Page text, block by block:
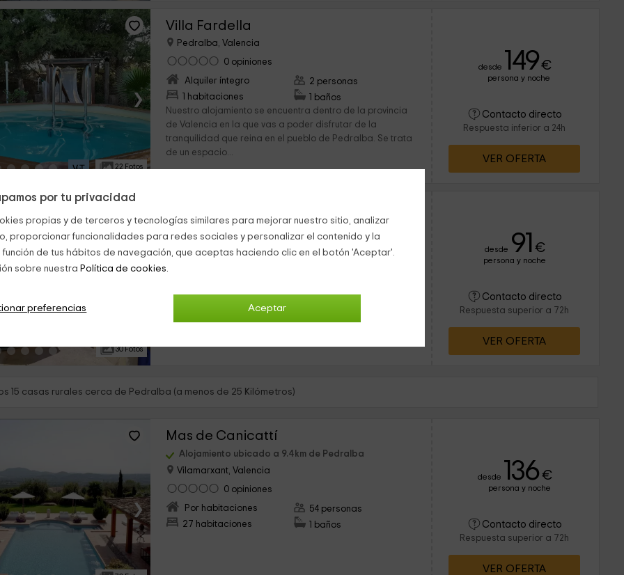
por tu privacidad
propias y de terceros y tecnologías similares para mejorar nuestro sitio, analizar
proporcionar funcionalidades para redes sociales y personalizar el contenido y la
de tus hábitos de navegación, que aceptas haciendo clic en el botón 'Aceptar'.
sobre nuestra Política de cookies.
Aceptar
preferencias
›
22 Fotos
Villa Fardella
Pedralba, Valencia
0 opiniones
Alquiler íntegro
1 habitaciones
2 personas
1 baños
Nuestro alojamiento se encuentra dentro de la provincia
de Valencia en la que vas a poder disfrutar de la
tranquilidad que reina en el pueblo de Pedralba. Se trata
de un espacio...
desde 149€
persona y noche
Contacto directo
Respuesta inferior a 24h
VER OFERTA
›
30 Fotos
Pedralba, Valencia
0 opiniones
Nuestra casa rural se encuentra en Pedralba, en la
provincia de Valencia. Una de las características más
destacadas de este alojamiento es que ofrece servicio
desde 91 €
persona y noche
Contacto directo
Respuesta superior a 72h
VER OFERTA
15 casas rurales cerca de Pedralba (a menos de 25 Kilómetros)
›
Mas de Canicattí
Alojamiento ubicado a 9.4km de Pedralba
Vilamarxant, Valencia
0 opiniones
Por habitaciones
27 habitaciones
54 personas
1 baños
desde 136 €
persona y noche
Contacto directo
Respuesta superior a 72h
VER OFERTA